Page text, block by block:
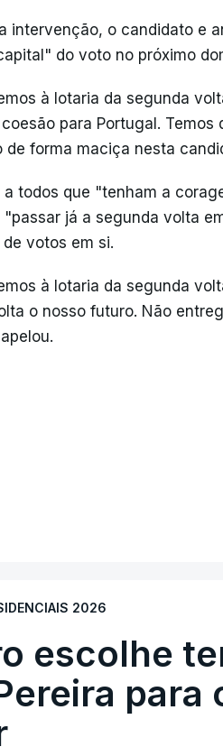
intervenção, o candidato e
do voto no próximo
à lotaria da segunda
para Portugal.
de forma maciça nesta
a todos que "tenham a
já a segunda volta
votos em si.
à lotaria da segunda
o nosso futuro. Não
2026
escolhe
para